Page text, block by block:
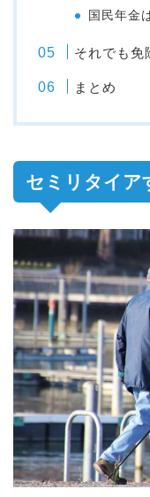
国民年金
それでも免
まとめ
セミリタイア